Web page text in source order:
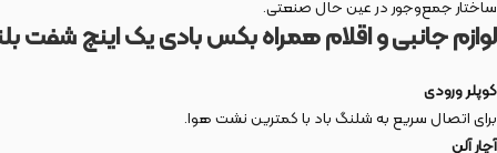
ساختار جمع‌وجور در عین حال صنعتی.
لوازم جانبی و اقلام همراه بکس بادی یک اینچ شفت بلند 3500 نیوتن متر مدل
کوپلر ورودی
برای اتصال سریع به شلنگ باد با کمترین نشت هوا.
آچار آلن